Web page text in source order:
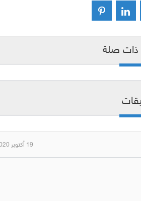
صلة
19 أكتوبر 2020 في 6:41 ص